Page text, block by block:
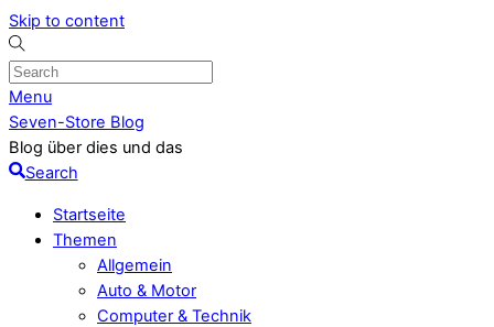
Skip to content
Menu
Seven-Store Blog
Blog über dies und das
Search
Startseite
Themen
Allgemein
Auto & Motor
Computer & Technik